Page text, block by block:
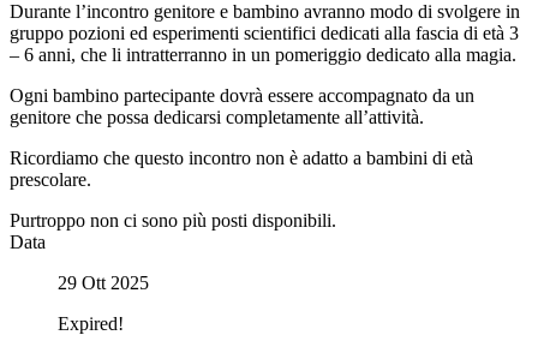
Durante l’incontro genitore e bambino avranno modo di svolgere in
gruppo pozioni ed esperimenti scientifici dedicati alla fascia di età 3
– 6 anni, che li intratterranno in un pomeriggio dedicato alla magia.
Ogni bambino partecipante dovrà essere accompagnato da un
genitore che possa dedicarsi completamente all’attività.
Ricordiamo che questo incontro non è adatto a bambini di età
prescolare.
Purtroppo non ci sono più posti disponibili.
Data
29 Ott 2025
Expired!